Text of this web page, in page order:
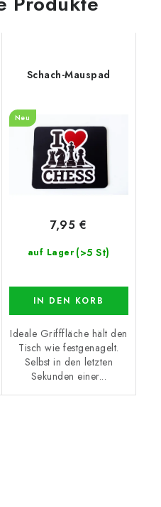
Schach-Mauspad
Neu
auf Lager (>5 St)
7,95 €
IN DEN KORB
Ideale Grifffläche hält den
Tisch wie festgenagelt.
Selbst in den letzten
Sekunden einer...